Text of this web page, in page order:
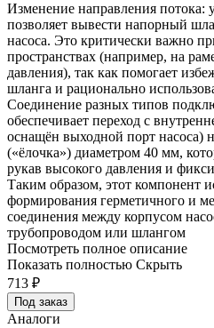
Изменение направления потока:
позволяет вывести напорный
насоса. Это критически важно
пространствах (например, на
давления), так как помогает
шланга и рационально
Соединение разных типов
обеспечивает переход с
оснащён выходной порт насоса)
(«ёлочка») диаметром 40 мм,
рукав высокого давления и
Таким образом, этот компонент
формирования герметичного и
соединения между корпусом
трубопроводом или шлангом
Посмотреть полное описание
Показать полностью Скрыть
713 ₽
Под заказ
Аналоги